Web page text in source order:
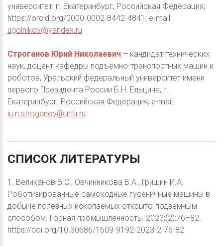
университет, г. Екатеринбург, Российская Федерация;
https://orcid.org/0000-0002-8442-4841; e-mail:
ugolnikov@yandex.ru
Строганов Юрий Николаевич – кандидат технических
наук, доцент кафедры подъёмно-транспортных машин и
роботов, Уральский федеральный университет имени
первого Президента России Б.Н. Ельцина, г.
Екатеринбург, Российская Федерация; e-mail:
iu.n.stroganov@urfu.ru
СПИСОК ЛИТЕРАТУРЫ
1. Великанов В.С., Овчинникова В.А., Гришин И.А.
Роботизированные самоходные гусеничные машины в
добыче полезных ископаемых открыто-подземным
способом. Горная промышленность. 2023;(2):76–82.
https://doi.org/10.30686/1609-9192-2023-2-76-82